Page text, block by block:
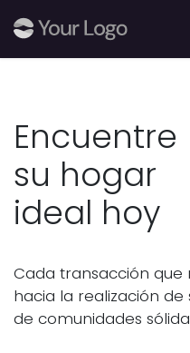
Encuentre
su hogar
ideal hoy
Cada transacción que
hacia la realización
de comunidades